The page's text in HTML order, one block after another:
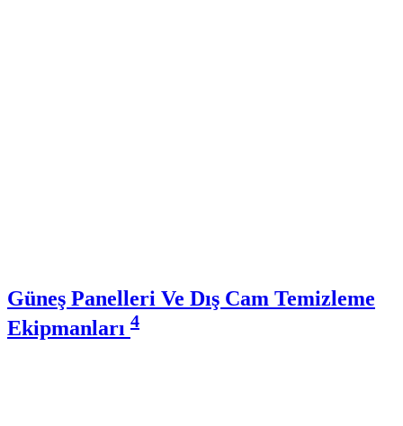
Güneş Panelleri Ve Dış Cam Temizleme
Ekipmanları 4